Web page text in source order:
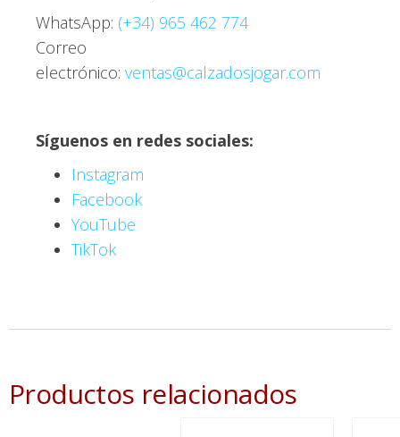
WhatsApp: (+34) 965 462 774
Correo
electrónico: ventas@calzadosjogar.com
Síguenos en redes sociales:
Instagram
Facebook
YouTube
TikTok
Productos relacionados